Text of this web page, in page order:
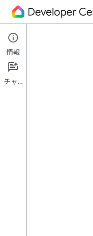
Home APIs -
開発 - Android
情報
チャット